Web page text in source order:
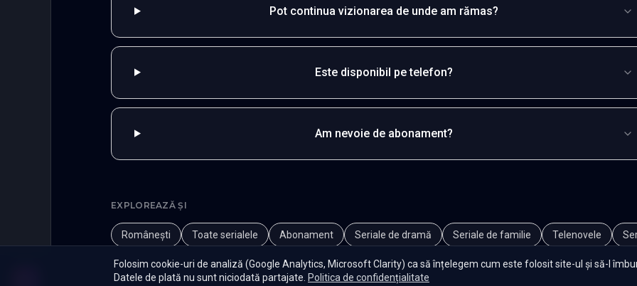
Folosim cookie-uri de analiză (Google Analytics, Microsoft Clarity) ca să înțelegem cum este folosit site-ul și să-l
Datele de plată nu sunt niciodată partajate. Politica de confidențialitate
Pot continua vizionarea de unde am rămas?
Este disponibil pe telefon?
Am nevoie de abonament?
EXPLOREAZĂ ȘI
Românești Toate serialele Abonament Seriale de dramă Seriale de familie Telenovele